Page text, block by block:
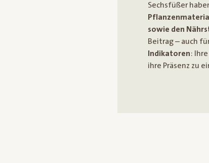
Sechsfüßer
sowie den
Beitrag – auch
Indikatoren: Ihre
ihre Präsenz zu